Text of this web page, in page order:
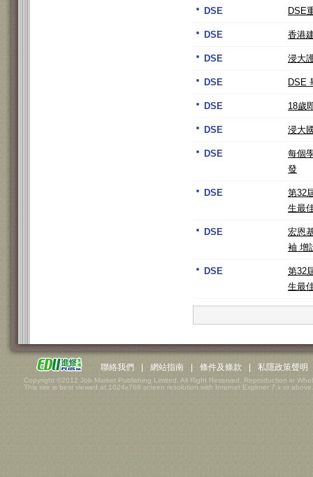
DSE DSE
DSE 香港
DSE 浸大
DSE DSE
DSE 18歲
DSE 浸大
DSE
每個
發
DSE
第32
生最
DSE
宏恩
袖 增
DSE
第32
生最
聯絡我們 網站指南 條件及條款 私隱政策聲明
Copyright ©2012 Job Market Publishing Limited. All Right Reserved. Reproduction in
This site is best viewed at 1024x768 screen resolution with Internet Explorer 7.x or